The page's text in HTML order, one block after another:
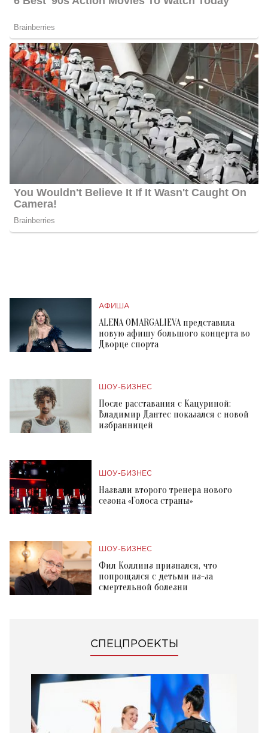
АФИША
ALENA OMARGALIEVA представила
новую афишу большого концерта во
Дворце спорта
ШОУ-БИЗНЕС
После расставания с Кацуриной:
Владимир Дантес показался с новой
избранницей
ШОУ-БИЗНЕС
Назвали второго тренера нового
сезона «Голоса страны»
ШОУ-БИЗНЕС
Фил Коллинз признался, что
попрощался с детьми из-за
смертельной болезни
СПЕЦПРОЕКТЫ